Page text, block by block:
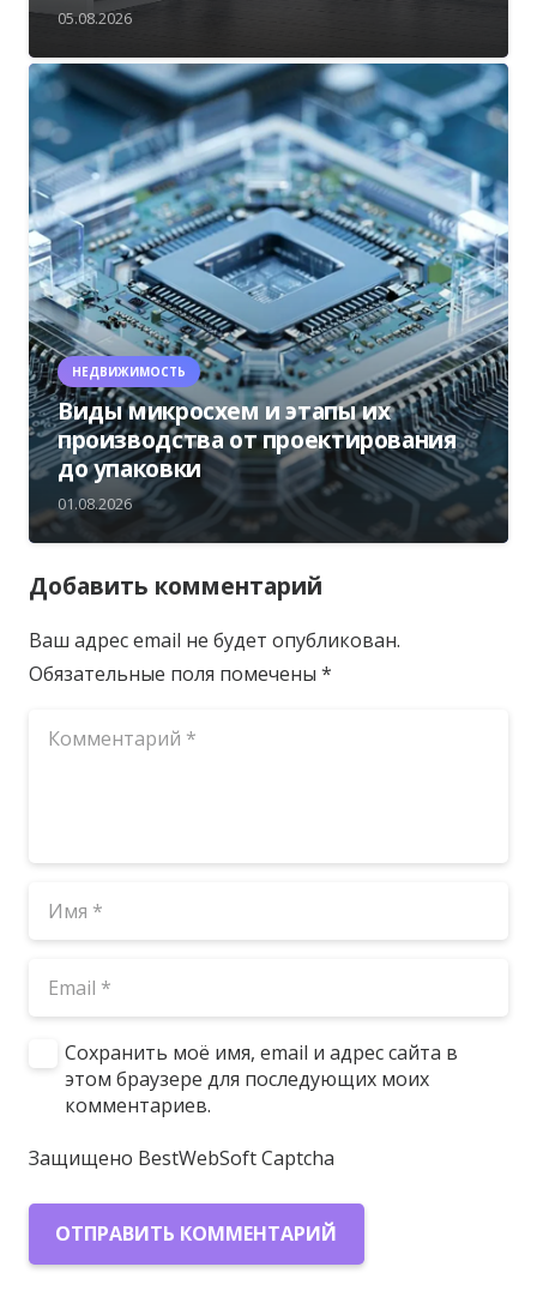
05.08.2026
НЕДВИЖИМОСТЬ
Виды микросхем и этапы их
производства от проектирования
до упаковки
01.08.2026
Добавить комментарий
Ваш адрес email не будет опубликован.
Обязательные поля помечены *
Сохранить моё имя, email и адрес сайта в
этом браузере для последующих моих
комментариев.
Защищено BestWebSoft Captcha
ОТПРАВИТЬ КОММЕНТАРИЙ